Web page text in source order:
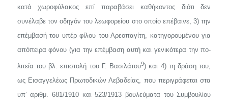
κατά χωροφύλακος επί παραβάσει κα­θήκοντος διότι δεν
συνέλαβε τον οδηγόν του λεωφορείου στο οποίο επέ­βαινε, 3) την
επέμβασή του υπέρ φίλου του Αρεοπαγίτη, κατηγορουμέ­νου για
απόπειρα φόνου (για την επέμβαση αυτή και γενικότερα την πο­
λιτεία του βλ. επιστολή του Γ. Βασιλάτου9) και 4) τη δράση του,
ως Ει­σαγγελέως Πρωτοδικών Λεβαδείας, που περιγράφεται στα
υπ’ αριθμ. 681/1910 και 523/1913 βουλεύματα του Συμβουλίου